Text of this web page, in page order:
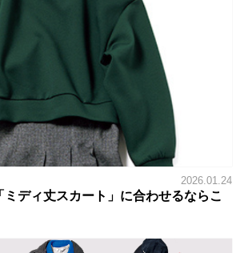
2026.01.24
ミディ丈スカート」に合わせるならこ